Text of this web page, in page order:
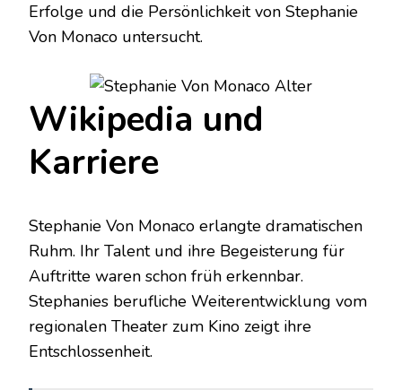
Erfolge und die Persönlichkeit von Stephanie
Von Monaco untersucht.
Wikipedia und
Karriere
Stephanie Von Monaco erlangte dramatischen
Ruhm. Ihr Talent und ihre Begeisterung für
Auftritte waren schon früh erkennbar.
Stephanies berufliche Weiterentwicklung vom
regionalen Theater zum Kino zeigt ihre
Entschlossenheit.